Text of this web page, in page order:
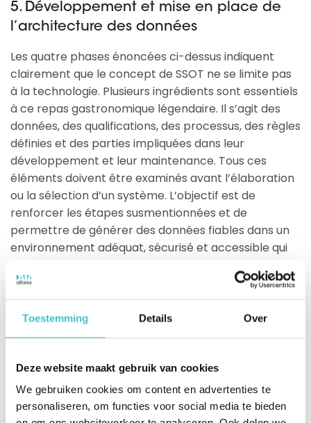
Toestemming Details Over
Deze website maakt gebruik van cookies
We gebruiken cookies om content en advertenties te
personaliseren, om functies voor social media te bieden
5. Développement et mise en place de
l’architecture des données
Les quatre phases énoncées ci-dessus indiquent
clairement que le concept de SSOT ne se limite pas
à la technologie. Plusieurs ingrédients sont essentiels
à ce repas gastronomique légendaire. Il s’agit des
données, des qualifications, des processus, des règles
définies et des parties impliquées dans leur
développement et leur maintenance. Tous ces
éléments doivent être examinés avant l’élaboration
ou la sélection d’un système. L’objectif est de
renforcer les étapes susmentionnées et de
permettre de générer des données fiables dans un
environnement adéquat, sécurisé et accessible qui
constituera la SSOT. La délimitation du flux de
données, la distribution et l’accès représentent des
pas à la technologie
En général, la SSOT est un concept informatique axé
en grande partie sur la technologie. La technologie